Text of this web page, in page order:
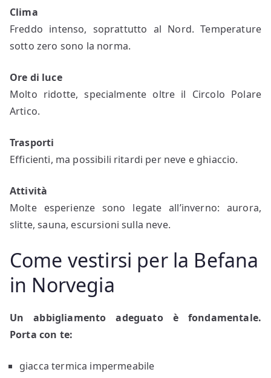
Clima
Freddo intenso, soprattutto al Nord. Temperature
sotto zero sono la norma.
Ore di luce
Molto ridotte, specialmente oltre il Circolo Polare
Artico.
Trasporti
Efficienti, ma possibili ritardi per neve e ghiaccio.
Attività
Molte esperienze sono legate all’inverno: aurora,
slitte, sauna, escursioni sulla neve.
Come vestirsi per la Befana
in Norvegia
Un abbigliamento adeguato è fondamentale.
Porta con te:
giacca termica impermeabile